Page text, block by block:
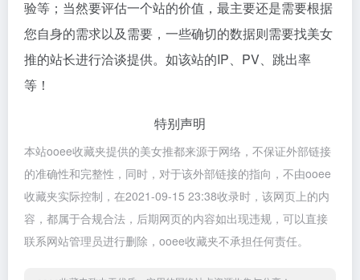
验等；当然要评估一个站的价值，最主要还是需要根据
您自身的需求以及需要，一些确切的数据则需要找美女
推的站长进行洽谈提供。如该站的IP、PV、跳出率
等！
特别声明
本站ooee收藏夹提供的美女推都来源于网络，不保证外部链接
的准确性和完整性，同时，对于该外部链接的指向，不由ooee
收藏夹实际控制，在2021-09-15 23:38收录时，该网页上的内
容，都属于合规合法，后期网页的内容如出现违规，可以直接
联系网站管理员进行删除，ooee收藏夹不承担任何责任。